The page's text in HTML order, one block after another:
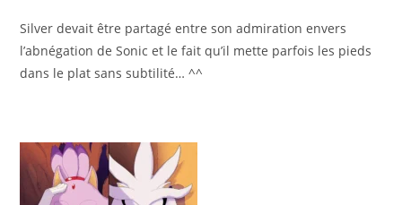
Silver devait être partagé entre son admiration envers
l’abnégation de Sonic et le fait qu’il mette parfois les pieds
dans le plat sans subtilité… ^^